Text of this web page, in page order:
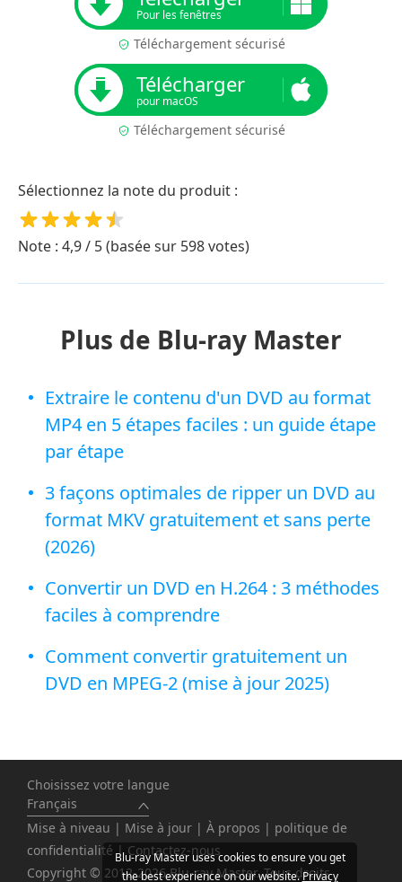
Pour les fenêtres
Téléchargement sécurisé
Télécharger
pour macOS
Téléchargement sécurisé
Sélectionnez la note du produit :
Note : 4,9 / 5 (basée sur 598 votes)
Plus de Blu-ray Master
Extraire le contenu d'un DVD au format
MP4 en 5 étapes faciles : un guide étape
par étape
3 façons optimales de ripper un DVD au
format MKV gratuitement et sans perte
(2026)
Convertir un DVD en H.264 : 3 méthodes
faciles à comprendre
Comment convertir gratuitement un
DVD en MPEG-2 (mise à jour 2025)
Mise à niveau | Mise à jour | À propos | politique de
confidentialité | Contactez-nous
Copyright © 2012-2026 Blu-ray Master. Tous droits
Choisissez votre langue
Français
Blu-ray Master uses cookies to ensure you get
the best experience on our website.Privacy